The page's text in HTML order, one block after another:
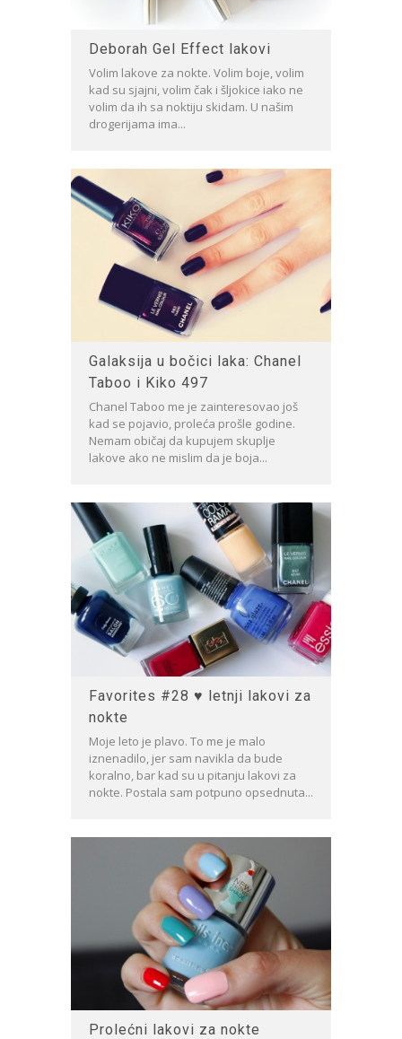
Deborah Gel Effect lakovi
Volim lakove za nokte. Volim boje, volim
kad su sjajni, volim čak i šljokice iako ne
volim da ih sa noktiju skidam. U našim
drogerijama ima...
Galaksija u bočici laka: Chanel
Taboo i Kiko 497
Chanel Taboo me je zainteresovao još
kad se pojavio, proleća prošle godine.
Nemam običaj da kupujem skuplje
lakove ako ne mislim da je boja...
Favorites #28 ♥ letnji lakovi za
nokte
Moje leto je plavo. To me je malo
iznenadilo, jer sam navikla da bude
koralno, bar kad su u pitanju lakovi za
nokte. Postala sam potpuno opsednuta...
Prolećni lakovi za nokte